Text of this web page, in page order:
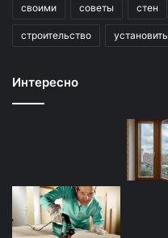
своими советы стен
строительство установить
Интересно